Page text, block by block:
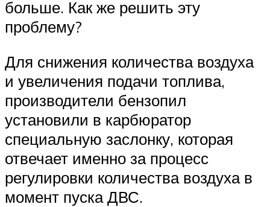
больше. Как же решить эту
проблему?
Для снижения количества воздуха
и увеличения подачи топлива,
производители бензопил
установили в карбюратор
специальную заслонку, которая
отвечает именно за процесс
регулировки количества воздуха в
момент пуска ДВС.